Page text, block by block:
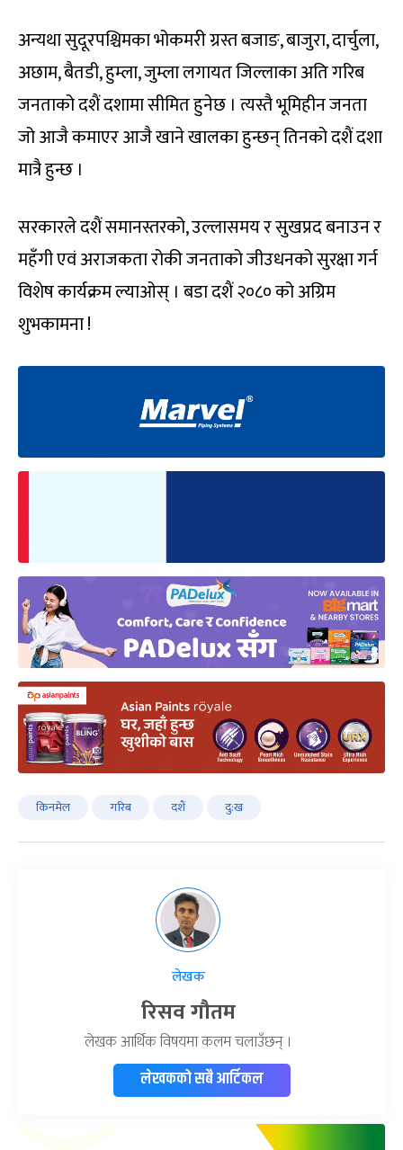
अन्यथा सुदूरपश्चिमका भोकमरी ग्रस्त बजाङ, बाजुरा, दार्चुला,
अछाम, बैतडी, हुम्ला, जुम्ला लगायत जिल्लाका अति गरिब
जनताको दशैं दशामा सीमित हुनेछ । त्यस्तै भूमिहीन जनता
जो आजै कमाएर आजै खाने खालका हुन्छन् तिनको दशैं दशा
मात्रै हुन्छ ।
सरकारले दशैं समानस्तरको, उल्लासमय र सुखप्रद बनाउन र
महँगी एवं अराजकता रोकी जनताको जीउधनको सुरक्षा गर्न
विशेष कार्यक्रम ल्याओस् । बडा दशैं २०८० को अग्रिम
शुभकामना !
किनमेल गरिब दशैं दु:ख
लेखक
रिसव गौतम
लेखक आर्थिक विषयमा कलम चलाउँछन् ।
लेखकको सबै आर्टिकल